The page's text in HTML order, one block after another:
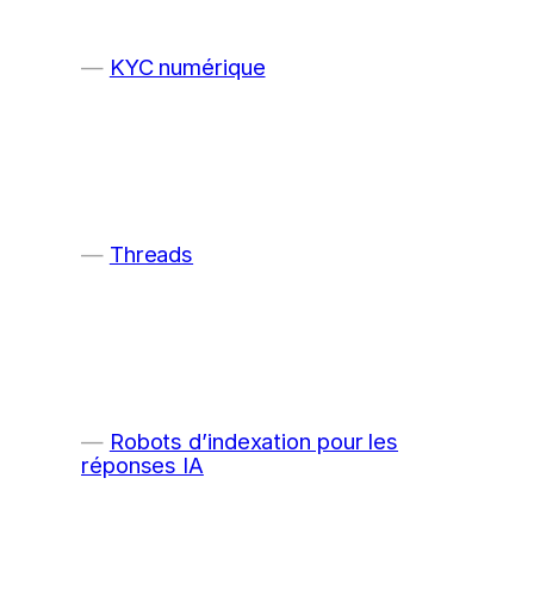
KYC numérique
Threads
Robots d’indexation pour les
réponses IA